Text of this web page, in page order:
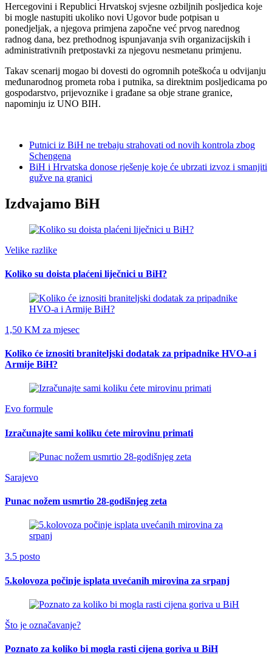
Hercegovini i Republici Hrvatskoj svjesne ozbiljnih posljedica koje
bi mogle nastupiti ukoliko novi Ugovor bude potpisan u
ponedjeljak, a njegova primjena započne već prvog narednog
radnog dana, bez prethodnog ispunjavanja svih organizacijskih i
administrativnih pretpostavki za njegovu nesmetanu primjenu.
Takav scenarij mogao bi dovesti do ogromnih poteškoća u odvijanju
međunarodnog prometa roba i putnika, sa direktnim posljedicama po
gospodarstvo, prijevoznike i građane sa obje strane granice,
napominju iz UNO BIH.
Putnici iz BiH ne trebaju strahovati od novih kontrola zbog
Schengena
BiH i Hrvatska donose rješenje koje će ubrzati izvoz i smanjiti
gužve na granici
Izdvajamo BiH
Velike razlike
Koliko su doista plaćeni liječnici u BiH?
1,50 KM za mjesec
Koliko će iznositi braniteljski dodatak za pripadnike HVO-a i
Armije BiH?
Evo formule
Izračunajte sami koliku ćete mirovinu primati
Sarajevo
Punac nožem usmrtio 28-godišnjeg zeta
3.5 posto
5.kolovoza počinje isplata uvećanih mirovina za srpanj
Što je označavanje?
Poznato za koliko bi mogla rasti cijena goriva u BiH